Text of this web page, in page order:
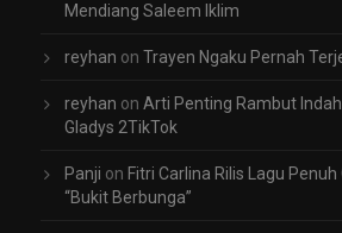
Mendiang Saleem Iklim
reyhan on Trayen Ngaku Pernah
reyhan on Arti Penting Rambut
Gladys 2TikTok
Panji on Fitri Carlina Rilis Lagu
“Bukit Berbunga”